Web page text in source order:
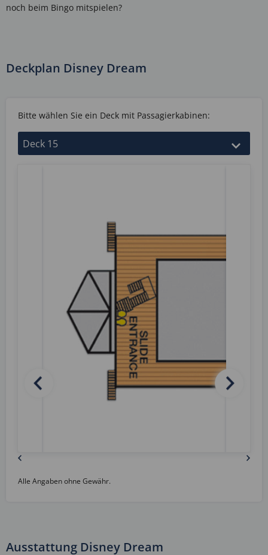
noch beim Bingo mitspielen?
Deckplan Disney Dream
Bitte wählen Sie ein Deck mit Passagierkabinen:
Alle Angaben ohne Gewähr.
Ausstattung Disney Dream